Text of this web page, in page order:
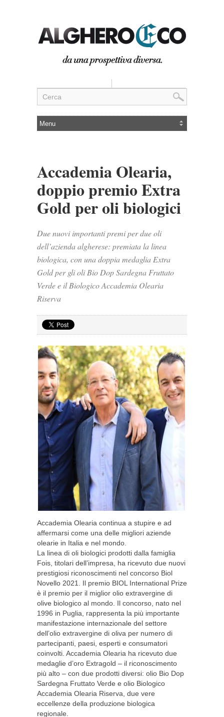
Accademia Olearia,
doppio premio Extra
Gold per oli biologici
Due nuovi importanti premi per due oli
dell’azienda algherese: premiata la linea
biologica, con una doppia medaglia Extra
Gold per gli oli Bio Dop Sardegna Fruttato
Verde e il Biologico Accademia Olearia
Riserva
Accademia Olearia continua a stupire e ad
affermarsi come una delle migliori aziende
olearie in Italia e nel mondo.
La linea di oli biologici prodotti dalla famiglia
Fois, titolari dell’impresa, ha ricevuto due nuovi
prestigiosi riconoscimenti nel concorso Biol
Novello 2021. Il premio BIOL International Prize
è il premio per il miglior olio extravergine di
olive biologico al mondo. Il concorso, nato nel
1996 in Puglia, rappresenta la più importante
manifestazione internazionale del settore
dell’olio extravergine di oliva per numero di
partecipanti, paesi, esperti e consumatori
coinvolti. Accademia Olearia ha ricevuto due
medaglie d’oro Extragold – il riconoscimento
più alto – con due prodotti diversi: olio Bio Dop
Sardegna Fruttato Verde e olio Biologico
Accademia Olearia Riserva, due vere
eccellenze della produzione biologica
regionale.